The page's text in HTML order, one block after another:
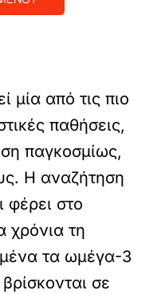
μία από τις πιο
παθήσεις,
παγκοσμίως,
Η αναζήτηση
στο
χρόνια τη
τα ωμέγα-3
σε